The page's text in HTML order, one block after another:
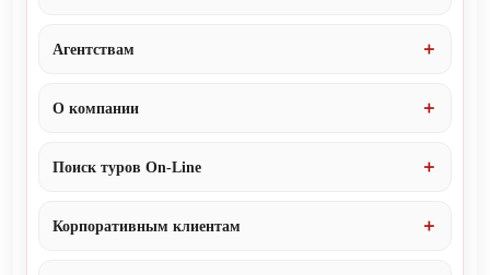
Агентствам
О компании
Поиск туров On-Line
Корпоративным клиентам